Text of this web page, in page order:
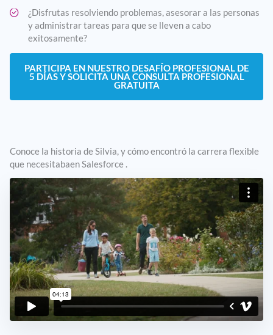
¿Disfrutas resolviendo problemas, asesorar a las personas
y administrar tareas para que se lleven a cabo
exitosamente?
PARTICIPA EN NUESTRO DESAFÍO PROFESIONAL DE
5 DÍAS Y SOLICITA UNA CONSULTA PROFESIONAL
GRATUITA
Conoce la historia de Silvia, y cómo encontró la carrera flexible
que necesitabaen Salesforce .